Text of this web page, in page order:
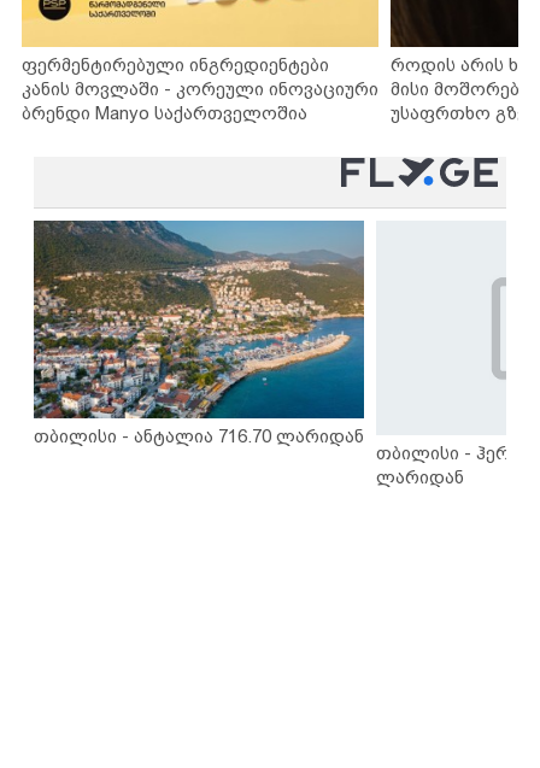
ფერმენტირებული ინგრედიენტები
კანის მოვლაში - კორეული ინოვაციური
ბრენდი Manyo საქართველოშია
როდის არის
მისი
უსაფრთხო
თბილისი - ანტალია 716.70 ლარიდან
თბილისი -
ლარიდან